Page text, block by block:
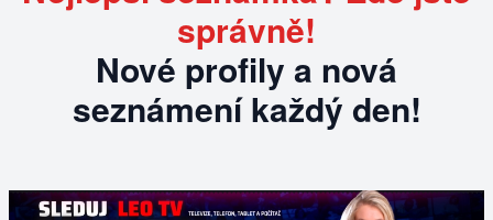
správně!
Nové profily a nová
seznámení každý den!